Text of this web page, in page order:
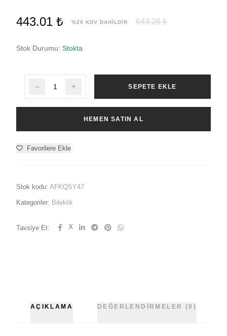
443.01 ₺ %20 KDV DAHİLDİR 643.26 ₺
Stok Durumu: Stokta
SEPETE EKLE
HEMEN SATIN AL
Favorilere Ekle
Stok kodu: AFKQSY47
Kategoriler: Bileklik
Tavsiye Et: X
AÇIKLAMA DEĞERLENDIRMELER (0)